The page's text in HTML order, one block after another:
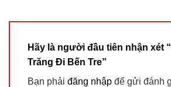
Hãy là người đầu tiên nhận xét
Trăng Đi Bến Tre”
Bạn phải đăng nhập để gửi đánh